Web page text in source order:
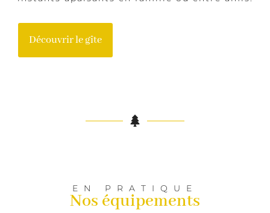
Découvrir le gîte
EN PRATIQUE
Nos équipements